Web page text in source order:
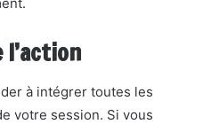
l’action
à intégrer toutes les
votre session. Si vous